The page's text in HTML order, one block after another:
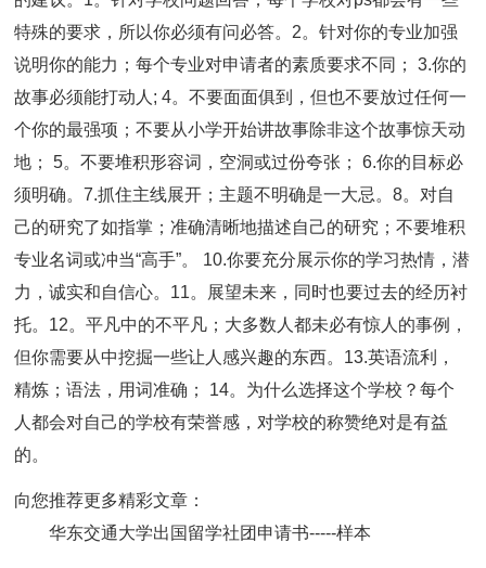
特殊的要求，所以你必须有问必答。2。针对你的专业加强
说明你的能力；每个专业对申请者的素质要求不同； 3.你的
故事必须能打动人; 4。不要面面俱到，但也不要放过任何一
个你的最强项；不要从小学开始讲故事除非这个故事惊天动
地； 5。不要堆积形容词，空洞或过份夸张； 6.你的目标必
须明确。7.抓住主线展开；主题不明确是一大忌。8。对自
己的研究了如指掌；准确清晰地描述自己的研究；不要堆积
专业名词或冲当“高手”。 10.你要充分展示你的学习热情，潜
力，诚实和自信心。11。展望未来，同时也要过去的经历衬
托。12。平凡中的不平凡；大多数人都未必有惊人的事例，
但你需要从中挖掘一些让人感兴趣的东西。13.英语流利，
精炼；语法，用词准确； 14。为什么选择这个学校？每个
人都会对自己的学校有荣誉感，对学校的称赞绝对是有益
的。
向您推荐更多精彩文章：
华东交通大学出国留学社团申请书-----样本